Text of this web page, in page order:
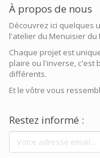
À propos de nous
Découvrez ici quelques
l'atelier du Menuisier du
Chaque projet est
plaire ou l'inverse, c'est
différents.
Et le vôtre vous
Restez informé :